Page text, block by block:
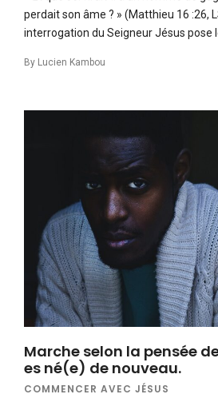
perdait son âme ? » (Matthieu 16 :26,
interrogation du Seigneur Jésus pose
By Lucien Kambou
Marche selon la pensée
es né(e) de nouveau.
COMMENCER AVEC JÉSUS